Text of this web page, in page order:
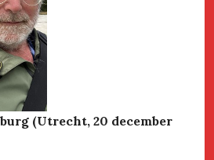
(Utrecht, 20 december